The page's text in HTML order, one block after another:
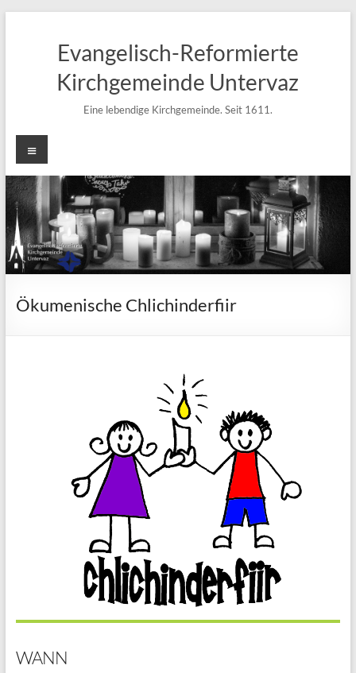
Evangelisch-Reformierte
Kirchgemeinde Untervaz
Eine lebendige Kirchgemeinde. Seit 1611.
Menü
Ökumenische Chlichinderfiir
WANN